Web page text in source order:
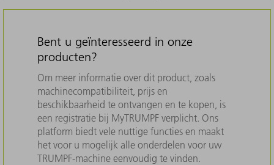
Bent u geïnteresseerd in onze
producten?
Om meer informatie over dit product, zoals
machinecompatibiliteit, prijs en
beschikbaarheid te ontvangen en te kopen, is
een registratie bij MyTRUMPF verplicht. Ons
platform biedt vele nuttige functies en maakt
het voor u mogelijk alle onderdelen voor uw
TRUMPF-machine eenvoudig te vinden.